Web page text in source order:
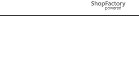
To create online store
ShopFactory eCommerce